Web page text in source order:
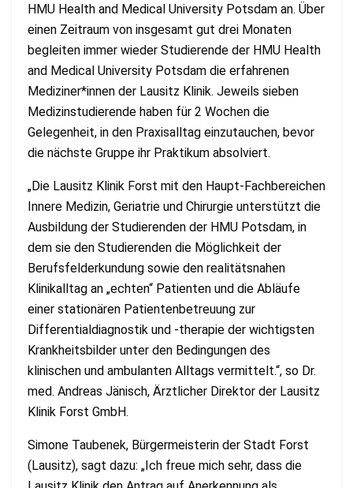
HMU Health and Medical University Potsdam an. Über
einen Zeitraum von insgesamt gut drei Monaten
begleiten immer wieder Studierende der HMU Health
and Medical University Potsdam die erfahrenen
Mediziner*innen der Lausitz Klinik. Jeweils sieben
Medizinstudierende haben für 2 Wochen die
Gelegenheit, in den Praxisalltag einzutauchen, bevor
die nächste Gruppe ihr Praktikum absolviert.
„Die Lausitz Klinik Forst mit den Haupt-Fachbereichen
Innere Medizin, Geriatrie und Chirurgie unterstützt die
Ausbildung der Studierenden der HMU Potsdam, in
dem sie den Studierenden die Möglichkeit der
Berufsfelderkundung sowie den realitätsnahen
Klinikalltag an „echten“ Patienten und die Abläufe
einer stationären Patientenbetreuung zur
Differentialdiagnostik und -therapie der wichtigsten
Krankheitsbilder unter den Bedingungen des
klinischen und ambulanten Alltags vermittelt.“, so Dr.
med. Andreas Jänisch, Ärztlicher Direktor der Lausitz
Klinik Forst GmbH.
Simone Taubenek, Bürgermeisterin der Stadt Forst
(Lausitz), sagt dazu: „Ich freue mich sehr, dass die